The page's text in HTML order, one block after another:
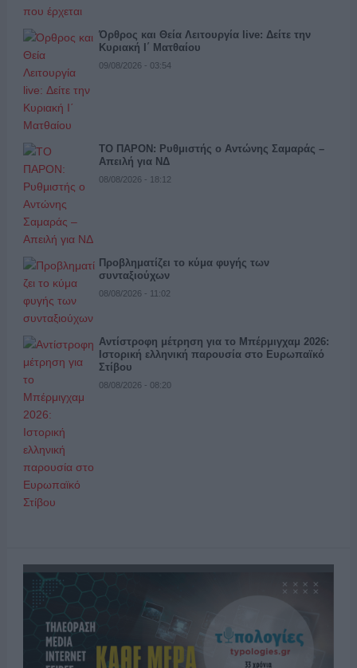
Όρθρος και Θεία Λειτουργία live: Δείτε την
Κυριακή Ι΄ Ματθαίου
09/08/2026 - 03:54
ΤΟ ΠΑΡΟΝ: Ρυθμιστής ο Αντώνης Σαμαράς –
Απειλή για ΝΔ
08/08/2026 - 18:12
Προβληματίζει το κύμα φυγής των
συνταξιούχων
08/08/2026 - 11:02
Αντίστροφη μέτρηση για το Μπέρμιγχαμ 2026:
Ιστορική ελληνική παρουσία στο Ευρωπαϊκό
Στίβου
08/08/2026 - 08:20